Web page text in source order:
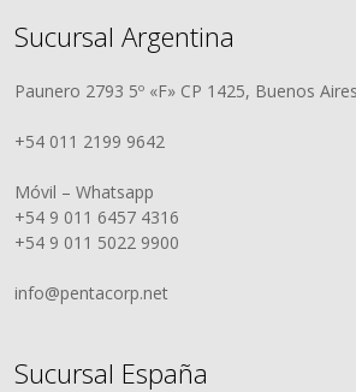
Sucursal Argentina
Paunero 2793 5º «F» CP 1425, Buenos
+54 011 2199 9642
Móvil – Whatsapp
+54 9 011 6457 4316
+54 9 011 5022 9900
info@pentacorp.net
Sucursal España